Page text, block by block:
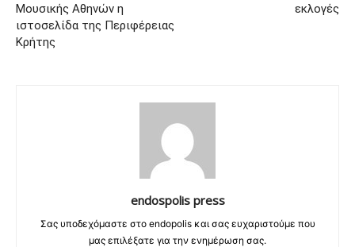
Μουσικής Αθηνών η
ιστοσελίδα της Περιφέρειας
Kρήτης
εκλογές
endospolis press
Σας υποδεχόμαστε στο endopolis και σας ευχαριστούμε που
μας επιλέξατε για την ενημέρωση σας.